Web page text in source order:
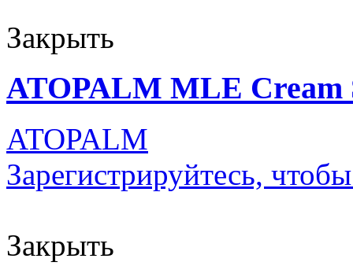
Закрыть
ATOPALM MLE Cream
ATOPALM
Зарегистрируйтесь,
Закрыть